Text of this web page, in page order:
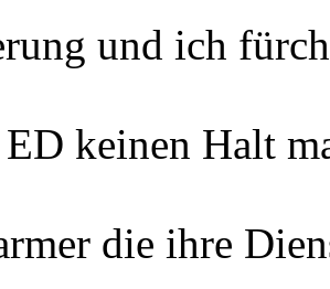
und ich
keinen Halt
die ihre